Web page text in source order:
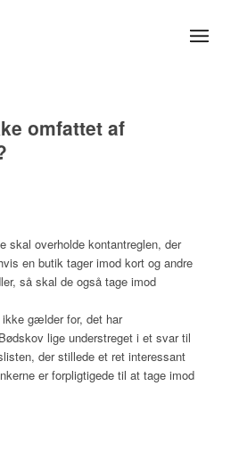
omfattet af
skal overholde kontantreglen, der
en butik tager imod kort og andre
så skal de også tage imod
ikke gælder for, det har
lige understreget i et svar til
der stillede et ret interessant
er forpligtigede til at tage imod